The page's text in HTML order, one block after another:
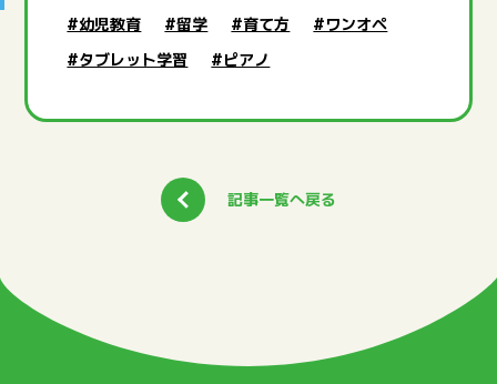
キャンプ・自然体験
CAMP
#幼児教育
#留学 #育て方
#ワンオペ
#タブレット学習
#ピアノ
記事一覧へ戻る